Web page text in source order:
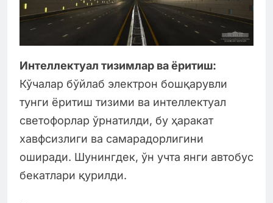
Интеллектуал тизимлар ва ёритиш:
Кўчалар бўйлаб электрон бошқарувли
тунги ёритиш тизими ва интеллектуал
светофорлар ўрнатилди, бу ҳаракат
хавфсизлиги ва самарадорлигини
оширади. Шунингдек, ўн учта янги автобус
бекатлари қурилди.